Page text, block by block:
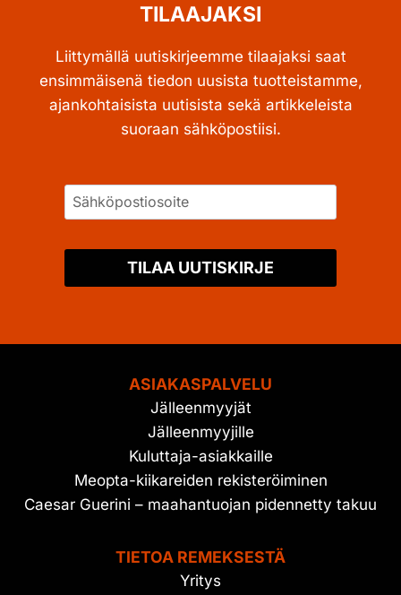
TILAAJAKSI
Liittymällä uutiskirjeemme tilaajaksi saat
ensimmäisenä tiedon uusista tuotteistamme,
ajankohtaisista uutisista sekä artikkeleista
suoraan sähköpostiisi.
TILAA UUTISKIRJE
ASIAKASPALVELU
Jälleenmyyjät
Jälleenmyyjille
Kuluttaja-asiakkaille
Meopta-kiikareiden rekisteröiminen
Caesar Guerini – maahantuojan pidennetty takuu
TIETOA REMEKSESTÄ
Yritys